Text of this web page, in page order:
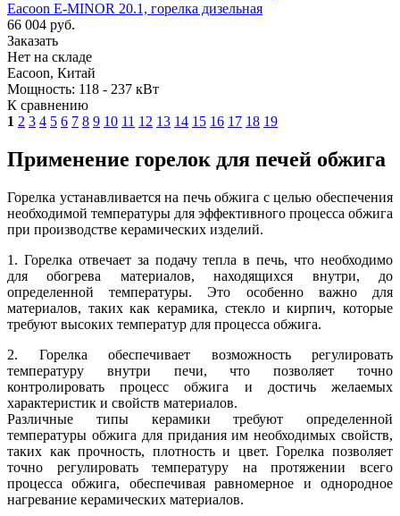
Eacoon E-MINOR 20.1, горелка дизельная
66 004 руб.
Заказать
Нет на складе
Eacoon, Китай
Мощность: 118 - 237 кВт
К сравнению
1 2 3 4 5 6 7 8 9 10 11 12 13 14 15 16 17 18 19
Применение горелок для печей обжига
Горелка устанавливается на печь обжига с целью обеспечения
необходимой температуры для эффективного процесса обжига
при производстве керамических изделий.
1. Горелка отвечает за подачу тепла в печь, что необходимо
для обогрева материалов, находящихся внутри, до
определенной температуры. Это особенно важно для
материалов, таких как керамика, стекло и кирпич, которые
требуют высоких температур для процесса обжига.
2. Горелка обеспечивает возможность регулировать
температуру внутри печи, что позволяет точно
контролировать процесс обжига и достичь желаемых
характеристик и свойств материалов.
Различные типы керамики требуют определенной
температуры обжига для придания им необходимых свойств,
таких как прочность, плотность и цвет. Горелка позволяет
точно регулировать температуру на протяжении всего
процесса обжига, обеспечивая равномерное и однородное
нагревание керамических материалов.